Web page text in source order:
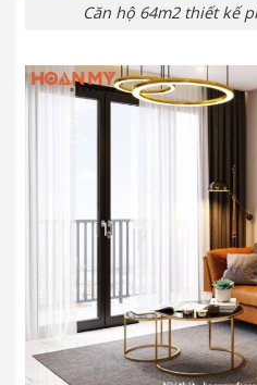
Căn hộ 64m2 thiết kế